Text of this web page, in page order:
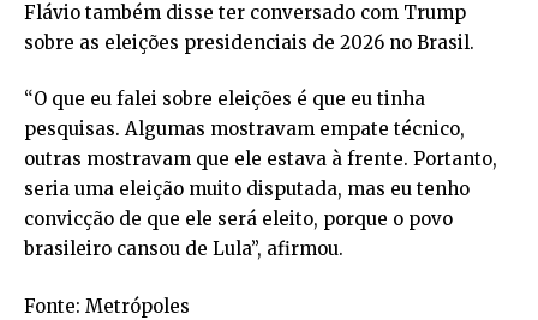
Flávio também disse ter conversado com Trump
sobre as eleições presidenciais de 2026 no Brasil.
“O que eu falei sobre eleições é que eu tinha
pesquisas. Algumas mostravam empate técnico,
outras mostravam que ele estava à frente. Portanto,
seria uma eleição muito disputada, mas eu tenho
convicção de que ele será eleito, porque o povo
brasileiro cansou de Lula”, afirmou.
Fonte: Metrópoles